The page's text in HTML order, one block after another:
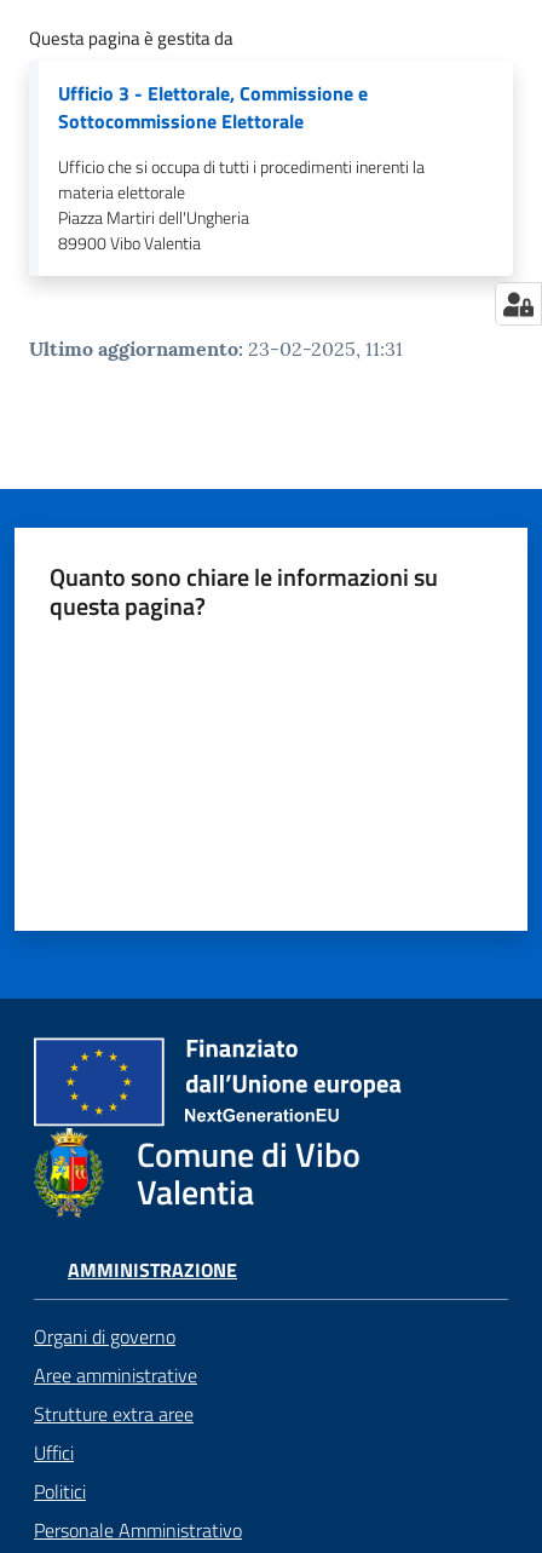
Questa pagina è gestita da
Ufficio 3 - Elettorale, Commissione e
Sottocommissione Elettorale
Ufficio che si occupa di tutti i procedimenti inerenti la
materia elettorale
Piazza Martiri dell'Ungheria
89900Vibo Valentia
Ultimo aggiornamento: 23-02-2025, 11:31
Quanto sono chiare le informazioni su
questa pagina?
Comune di Vibo
Valentia
AMMINISTRAZIONE
Organi di governo
Aree amministrative
Strutture extra aree
Uffici
Politici
Personale Amministrativo